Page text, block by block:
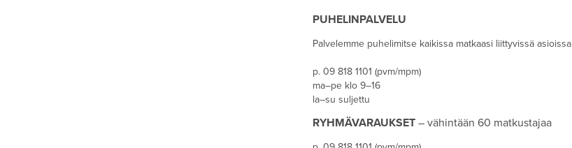
PUHELINPALVELU
Palvelemme puhelimitse kaikissa matkaasi liittyvissä asioissa
p. 09 818 1101 (pvm/mpm)
ma–pe klo 9–16
la–su suljettu
RYHMÄVARAUKSET– vähintään 60 matkustajaa